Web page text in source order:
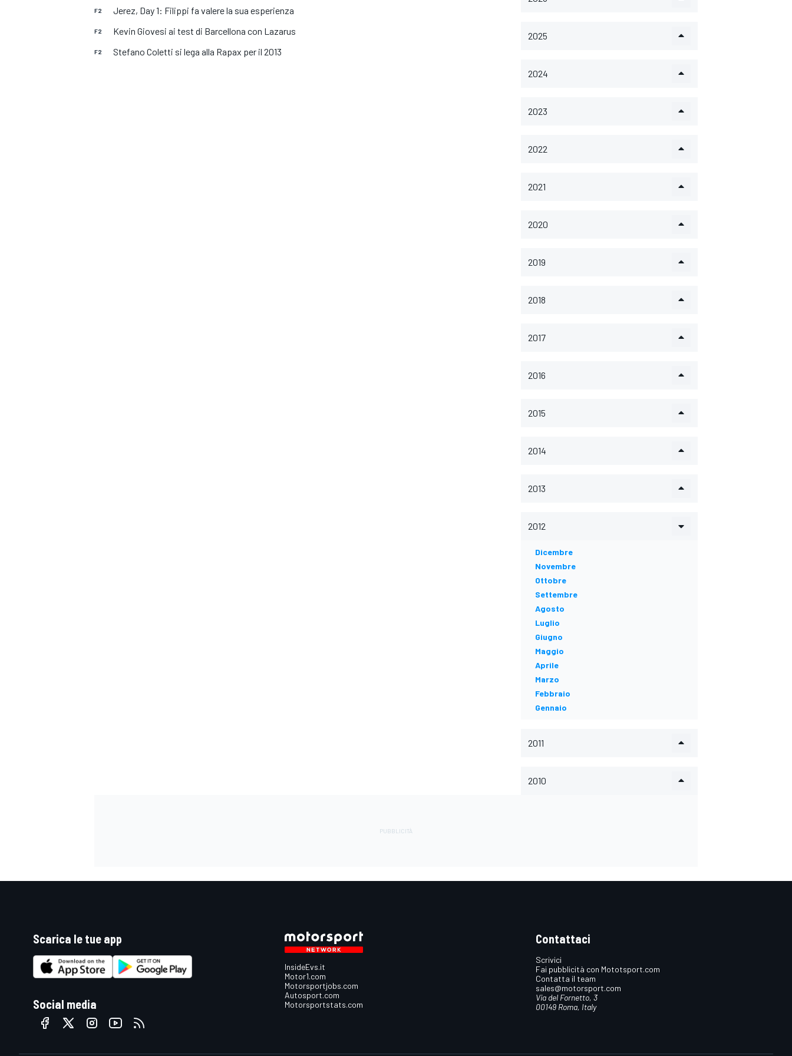
MOTOGP WEC
ENDURANCE/GT
F2 Jerez, Day 1: Filippi fa valere la sua esperienza
F2 Kevin Giovesi ai test di Barcellona con Lazarus
F2 Stefano Coletti si lega alla Rapax per il 2013
2025
2024
2023
2022
2021
2020
2019
2018
2017
2016
2015
2014
2013
2012
Dicembre
Novembre
Ottobre
Settembre
Agosto
Luglio
Giugno
Maggio
Aprile
Marzo
Febbraio
Gennaio
2011
2010
Scarica le tue app
Social media
InsideEvs.it
Motor1.com
Motorsportjobs.com
Autosport.com
Motorsportstats.com
Contattaci
Scrivici
Fai pubblicità con Mototsport.com
Contatta il team
sales@motorsport.com
Via del Fornetto, 3
00149 Roma, Italy